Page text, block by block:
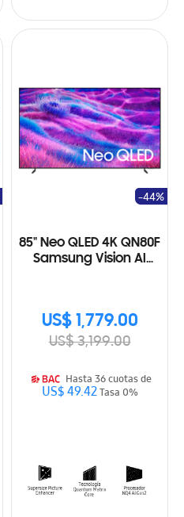
85" Neo QLED 4K QN80F
Samsung Vision AI
US$ 1,779.00
US$ 3,199.00
-44%
Hasta 36 cuotas de
US$ 49.42Tasa 0%